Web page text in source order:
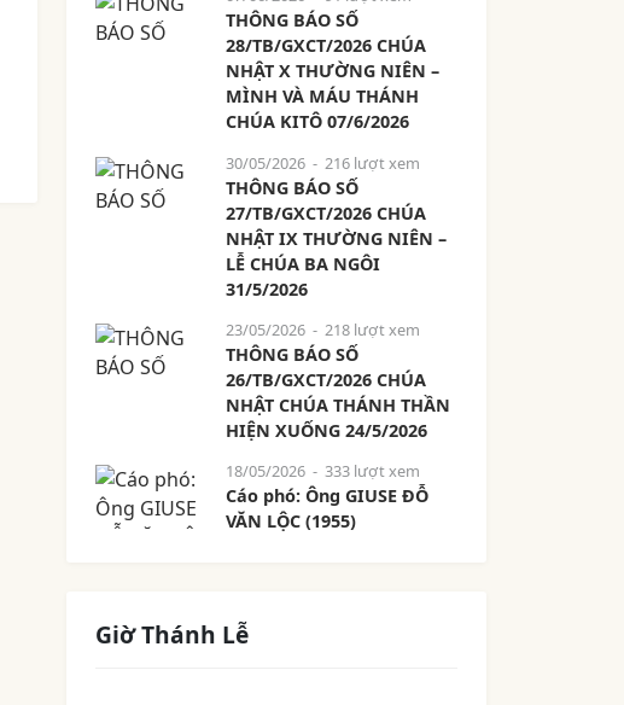
THÔNG BÁO SỐ
28/TB/GXCT/2026 CHÚA
NHẬT X THƯỜNG NIÊN –
MÌNH VÀ MÁU THÁNH
CHÚA KITÔ 07/6/2026
30/05/2026- 216 lượt xem
THÔNG BÁO SỐ
27/TB/GXCT/2026 CHÚA
NHẬT IX THƯỜNG NIÊN –
LỄ CHÚA BA NGÔI
31/5/2026
23/05/2026- 218 lượt xem
THÔNG BÁO SỐ
26/TB/GXCT/2026 CHÚA
NHẬT CHÚA THÁNH THẦN
HIỆN XUỐNG 24/5/2026
18/05/2026- 333 lượt xem
Cáo phó: Ông GIUSE ĐỖ
VĂN LỘC (1955)
Giờ Thánh Lễ